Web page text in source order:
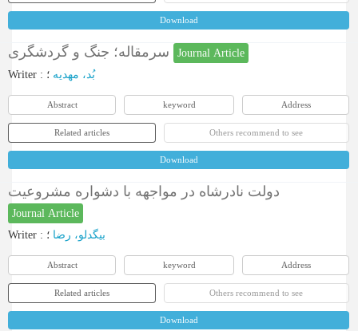
Download
Journal Article
Writer : بُد، مهدیه ؛
Abstract keyword Address
Related articles Others recommend to see
Download
دولت نادرشاه در مواجهه با دشواره مشروعیت
Journal Article
Writer : بیگدلو، رضا ؛
Abstract keyword Address
Related articles Others recommend to see
Download